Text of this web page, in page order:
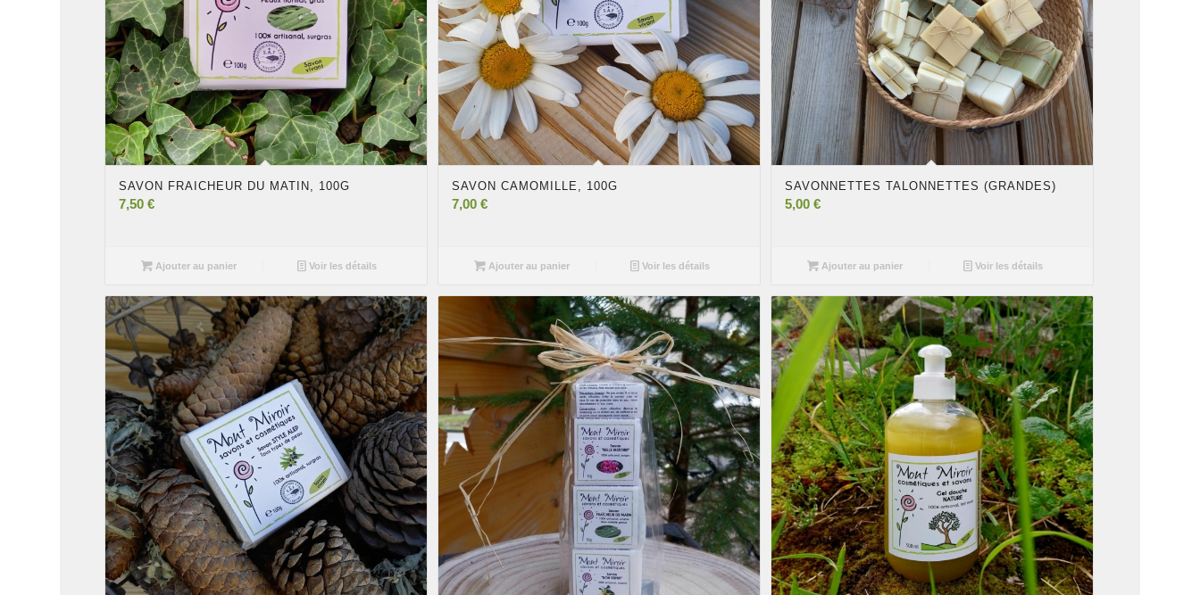
SAVON FRAICHEUR DU MATIN, 100G
7,50€
Ajouter au panier Voir les détails
SAVON CAMOMILLE, 100G
7,00€
Ajouter au panier Voir les détails
SAVONNETTES TALONNETTES (GRANDES)
5,00 €
Ajouter au panier Voir les détails